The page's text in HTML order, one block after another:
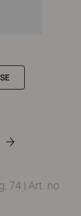
74 | Art. no